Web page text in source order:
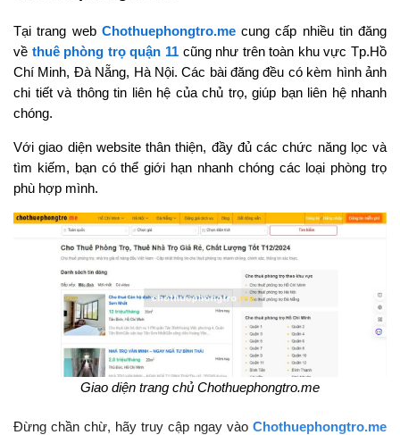
Tại trang web Chothuephongtro.mecung cấp nhiều tin đăng
về thuê phòng trọ quận 11cũng như trên toàn khu vực Tp.Hồ
Chí Minh, Đà Nẵng, Hà Nội. Các bài đăng đều có kèm hình ảnh
chi tiết và thông tin liên hệ của chủ trọ, giúp bạn liên hệ nhanh
chóng.
Với giao diện website thân thiện, đầy đủ các chức năng lọc và
tìm kiếm, bạn có thể giới hạn nhanh chóng các loại phòng trọ
phù hợp mình.
Giao diện trang chủ Chothuephongtro.me
Đừng chần chừ, hãy truy cập ngay vào Chothuephongtro.me